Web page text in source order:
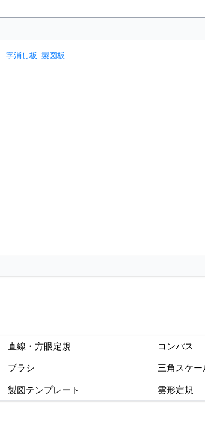
字消し板 製図板
直線・方眼定規
コンパス
ブラシ
三角スケー
製図テンプレート 雲形定規